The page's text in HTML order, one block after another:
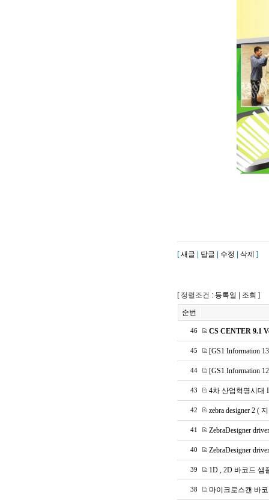
[새글 답글 수정 삭제 ]
[ 정렬조건 : 등록일 조회 ]
순번
46 CS CENTER 9.1
45 [GS1 Information
44 [GS1 Information
43 4차 산업혁명시대
42 zebra designer 2 (
41 ZebraDesigner
40 ZebraDesigner
39 1D , 2D 바코드 샘
38 마이크로스캔 바